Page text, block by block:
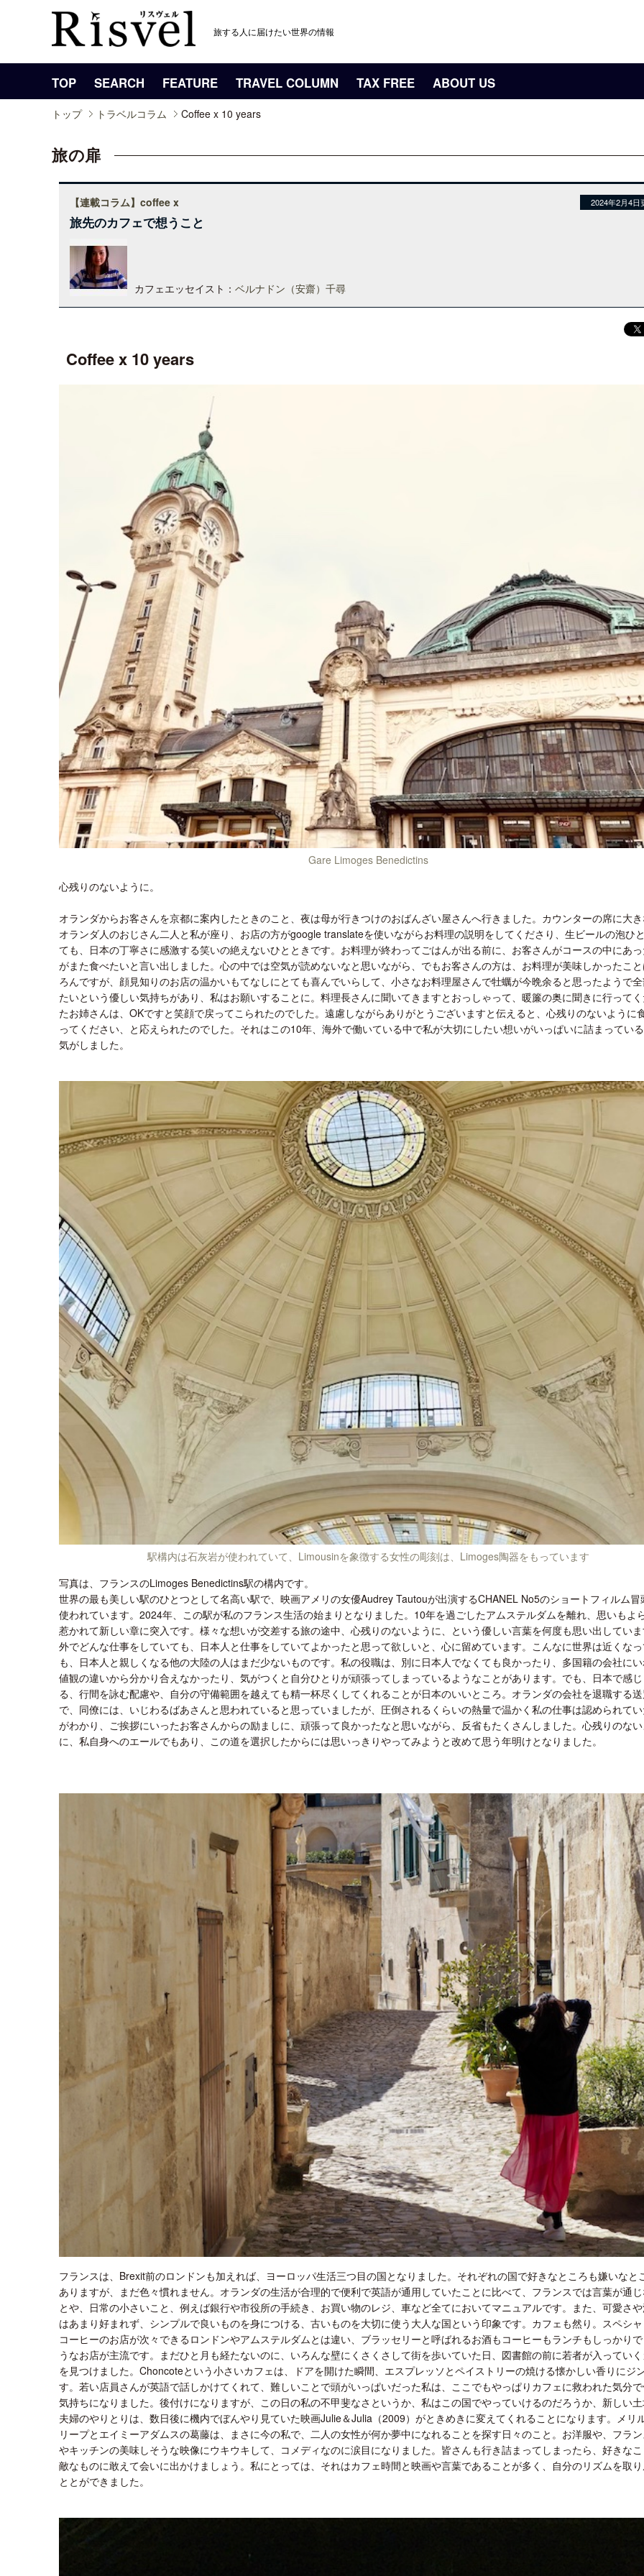
旅する人に届けたい世界の情報
TOP SEARCH FEATURE TRAVEL COLUMN TAX FREE ABOUT US
トップ トラベルコラム Coffee x 10 years
旅の扉
【連載コラム】coffee x 2024年2月4日
旅先のカフェで想うこと
カフェエッセイスト： ベルナドン（安齋）千尋
Coffee x 10 years
Gare Limoges Benedictins
心残りのないように。
オランダからお客さんを京都に案内したときのこと、夜は母が行きつけのおばんざい屋さんへ行きました。カウンターの席に大
オランダ人のおじさん二人と私が座り、お店の方がgoogle translateを使いながらお料理の説明をしてくださり、生ビールの泡ひ
ても、日本の丁寧さに感激する笑いの絶えないひとときです。お料理が終わってごはんが出る前に、お客さんがコースの中にあ
がまた食べたいと言い出しました。心の中では空気が読めないなと思いながら、でもお客さんの方は、お料理が美味しかったこ
ろんですが、顔見知りのお店の温かいもてなしにとても喜んでいらして、小さなお料理屋さんで牡蠣が今晩余ると思ったようで
たいという優しい気持ちがあり、私はお願いすることに。料理長さんに聞いてきますとおっしゃって、暖簾の奥に聞きに行って
たお姉さんは、OKですと笑顔で戻ってこられたのでした。遠慮しながらありがとうございますと伝えると、心残りのないように
ってください、と応えられたのでした。それはこの10年、海外で働いている中で私が大切にしたい想いがいっぱいに詰まってい
気がしました。
駅構内は石灰岩が使われていて、Limousinを象徴する女性の彫刻は、Limoges陶器をもっています
写真は、フランスのLimoges Benedictins駅の構内です。
世界の最も美しい駅のひとつとして名高い駅で、映画アメリの女優Audrey Tautouが出演するCHANEL No5のショートフィルム冒
使われています。2024年、この駅が私のフランス生活の始まりとなりました。10年を過ごしたアムステルダムを離れ、思いもよ
惹かれて新しい章に突入です。様々な想いが交差する旅の途中、心残りのないように、という優しい言葉を何度も思い出してい
外でどんな仕事をしていても、日本人と仕事をしていてよかったと思って欲しいと、心に留めています。こんなに世界は近くな
も、日本人と親しくなる他の大陸の人はまだ少ないものです。私の役職は、別に日本人でなくても良かったり、多国籍の会社に
値観の違いから分かり合えなかったり、気がつくと自分ひとりが頑張ってしまっているようなことがあります。でも、日本で感
る、行間を詠む配慮や、自分の守備範囲を越えても精一杯尽くしてくれることが日本のいいところ。オランダの会社を退職する
で、同僚には、いじわるばあさんと思われていると思っていましたが、圧倒されるくらいの熱量で温かく私の仕事は認められて
がわかり、ご挨拶にいったお客さんからの励ましに、頑張って良かったなと思いながら、反省もたくさんしました。心残りのな
に、私自身へのエールでもあり、この道を選択したからには思いっきりやってみようと改めて思う年明けとなりました。
フランスは、Brexit前のロンドンも加えれば、ヨーロッパ生活三つ目の国となりました。それぞれの国で好きなところも嫌いなと
ありますが、まだ色々慣れません。オランダの生活が合理的で便利で英語が通用していたことに比べて、フランスでは言葉が通
とや、日常の小さいこと、例えば銀行や市役所の手続き、お買い物のレジ、車など全てにおいてマニュアルです。また、可愛さ
はあまり好まれず、シンプルで良いものを身につける、古いものを大切に使う大人な国という印象です。カフェも然り。スペシ
コーヒーのお店が次々できるロンドンやアムステルダムとは違い、ブラッセリーと呼ばれるお酒もコーヒーもランチもしっかり
うなお店が主流です。まだひと月も経たないのに、いろんな壁にくさくさして街を歩いていた日、図書館の前に若者が入ってい
を見つけました。Choncoteという小さいカフェは、ドアを開けた瞬間、エスプレッソとペイストリーの焼ける懐かしい香りにジ
す。若い店員さんが英語で話しかけてくれて、難しいことで頭がいっぱいだった私は、ここでもやっぱりカフェに救われた気分
気持ちになりました。後付けになりますが、この日の私の不甲斐なさというか、私はこの国でやっていけるのだろうか、新しい
夫婦のやりとりは、数日後に機内でぼんやり見ていた映画Julie＆Julia（2009）がときめきに変えてくれることになります。メリ
リープとエイミーアダムスの葛藤は、まさに今の私で、二人の女性が何か夢中になれることを探す日々のこと。お洋服や、フラ
やキッチンの美味しそうな映像にウキウキして、コメディなのに涙目になりました。皆さんも行き詰まってしまったら、好きな
敵なものに敢えて会いに出かけましょう。私にとっては、それはカフェ時間と映画や言葉であることが多く、自分のリズムを取
ととができました。
ロサンゼルス観光局、ウォルト・ディ
ズニーゆかりのスポット10選を紹介
開業50周年に合わせ「ザ
アット ハイアット」のメ
新